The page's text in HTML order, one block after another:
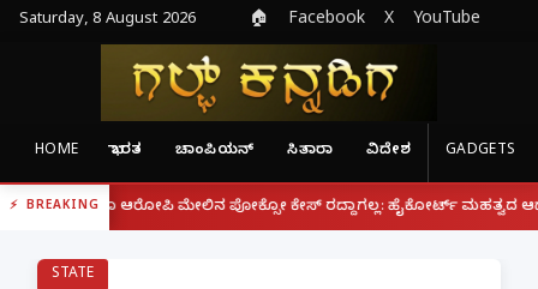
Saturday, 8 August 2026 🏠 Facebook X YouTube
HOME ಭಾರತ ಚಾಂಪಿಯನ್ ಸಿತಾರಾ ವಿದೇಶ GADGETS
BREAKING
ಆರೋಪಿ ಮೇಲಿನ ಪೋಕ್ಸೋ ಕೇಸ್ ರದ್ದಾಗಲ್ಲ: ಹೈಕೋರ್ಟ್ ಮಹತ್ವದ ಆದೇಶ | ಫೋನ್
STATE